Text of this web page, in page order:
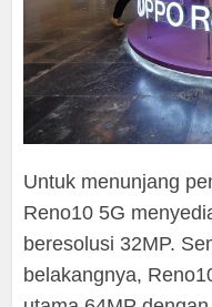
Untuk menunjang
Reno10 5G
beresolusi 32MP.
belakangnya,